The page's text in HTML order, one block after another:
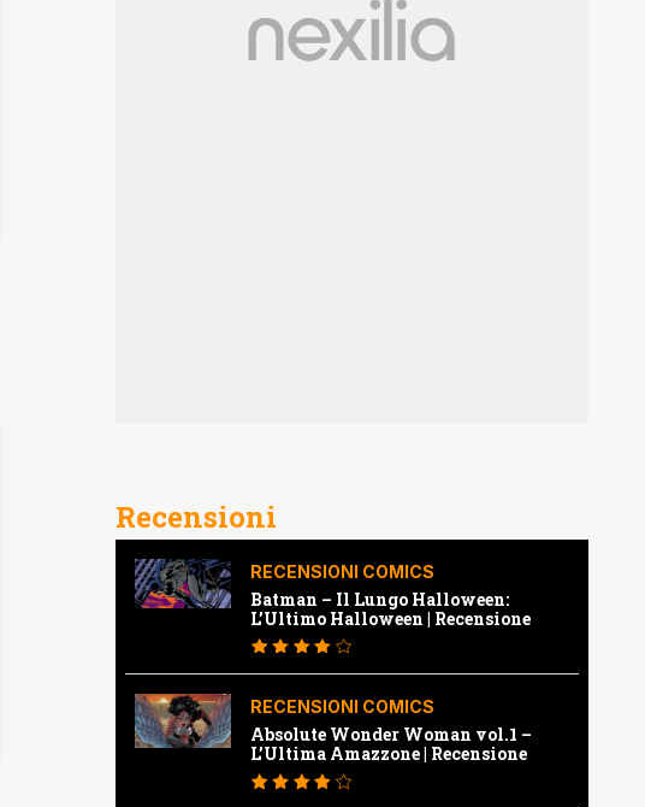
Recensioni
RECENSIONI COMICS
Batman – Il Lungo Halloween:
L’Ultimo Halloween | Recensione
RECENSIONI COMICS
Absolute Wonder Woman vol.1 –
L’Ultima Amazzone | Recensione